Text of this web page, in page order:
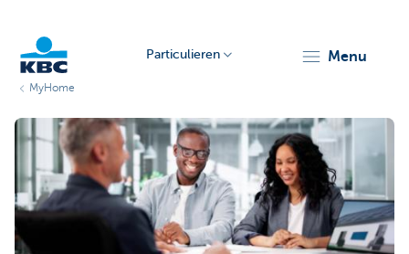
Particulieren menu
MyHome